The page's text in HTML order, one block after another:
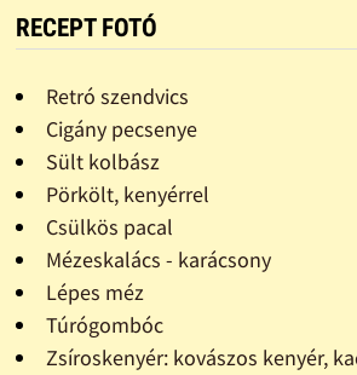
RECEPT FOTÓ
Retró szendvics
Cigány pecsenye
Sült kolbász
Pörkölt, kenyérrel
Csülkös pacal
Mézeskalács - karácsony
Lépes méz
Túrógombóc
Zsíroskenyér: kovászos kenyér,